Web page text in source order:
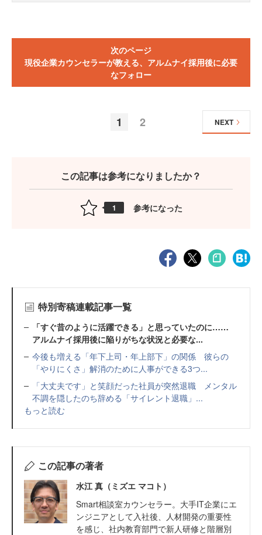
次のページ
現役企業カウンセラーが教える、アルムナイ採用後に必要
なフォロー
1 2 NEXT
この記事は参考になりましたか？
1 参考になった
特別寄稿連載記事一覧
「すぐ昔のように活躍できる」と思っていたのに……
アルムナイ採用後に陥りがちな状況と必要な...
今後も増える「年下上司・年上部下」の関係 彼らの
「やりにくさ」解消のために人事ができる3つ...
「大丈夫です」と笑顔だった社員が突然退職 メンタル
不調を隠したのち辞める「サイレント退職」...
もっと読む
この記事の著者
水江 真（ミズエ マコト）
Smart相談室カウンセラー。大手IT企業にエ
ンジニアとして入社後、人材開発の重要性
を感じ、社内教育部門で新人研修と階層別